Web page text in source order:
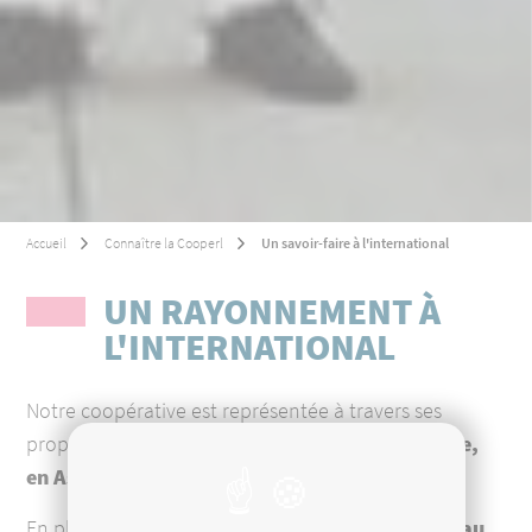
Accueil Connaître la Cooperl Un savoir-faire à l'international
UN RAYONNEMENT À
L'INTERNATIONAL
Notre coopérative est représentée à travers ses
propres bureaux et filiales implantés
en Amérique,
en Asie et en Europe